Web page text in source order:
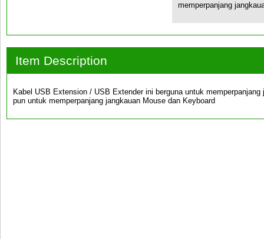
memperpanjang
Item Description
Kabel USB Extension / USB Extender ini berguna untuk
pun untuk memperpanjang jangkauan Mouse dan Keyboard